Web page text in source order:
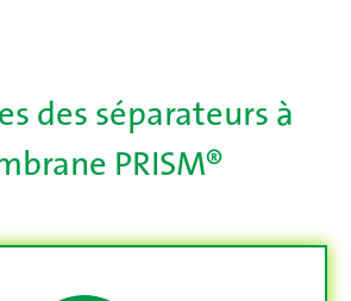
des séparateurs à
PRISM®